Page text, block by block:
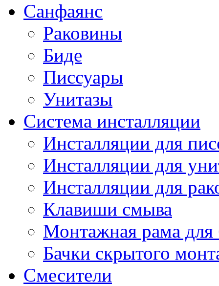
Санфаянс
Раковины
Биде
Писсуары
Унитазы
Система инсталляции
Инсталляции для
Инсталляции для
Инсталляции для
Клавиши смыва
Монтажная рама для
Бачки скрытого
Смесители